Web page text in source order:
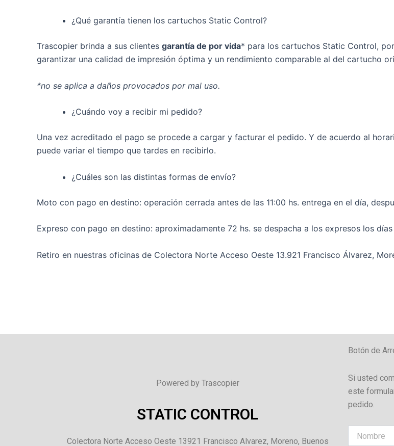
¿Qué garantía tienen los cartuchos Static Control?
Trascopier brinda a sus clientes garantía de por vida* para los cartuchos Static Control,
garantizar una calidad de impresión óptima y un rendimiento comparable al del cartucho
*no se aplica a daños provocados por mal uso.
¿Cuándo voy a recibir mi pedido?
Una vez acreditado el pago se procede a cargar y facturar el pedido. Y de acuerdo al
puede variar el tiempo que tardes en recibirlo.
¿Cuáles son las distintas formas de envío?
Moto con pago en destino: operación cerrada antes de las 11:00 hs. entrega en el día,
Expreso con pago en destino: aproximadamente 72 hs. se despacha a los expresos los
Retiro en nuestras oficinas de Colectora Norte Acceso Oeste 13.921 Francisco Álvarez,
Powered by Trascopier
STATIC CONTROL
Colectora Norte Acceso Oeste 13921 Francisco Alvarez, Moreno, Buenos
Botón de
Si usted
este
pedido.